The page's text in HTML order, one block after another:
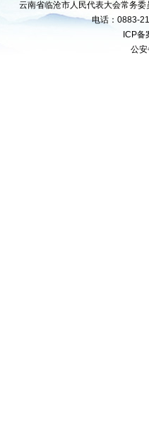
云南省临沧市人民代表大会常务
电话：0883-
ICP备
公